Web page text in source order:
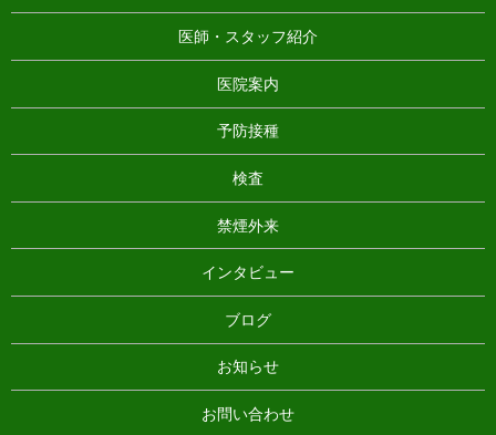
医師・スタッフ紹介
医院案内
予防接種
検査
禁煙外来
インタビュー
ブログ
お知らせ
お問い合わせ